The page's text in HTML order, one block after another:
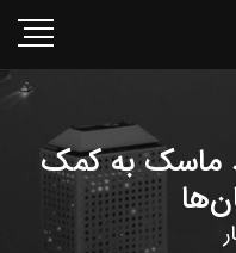
ماسک به کمک